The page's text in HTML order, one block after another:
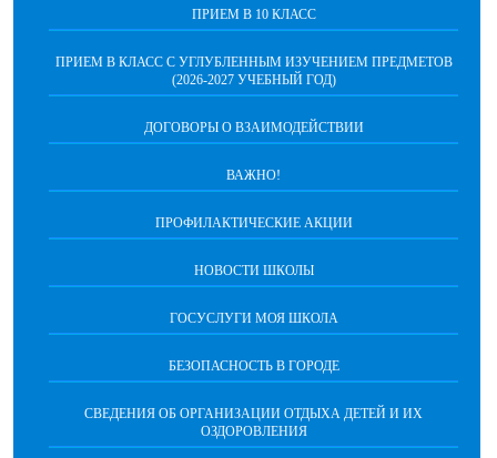
ПРИЕМ В 10 КЛАСС
ПРИЕМ В КЛАСС С УГЛУБЛЕННЫМ ИЗУЧЕНИЕМ ПРЕДМЕТОВ
(2026-2027 УЧЕБНЫЙ ГОД)
ДОГОВОРЫ О ВЗАИМОДЕЙСТВИИ
ВАЖНО!
ПРОФИЛАКТИЧЕСКИЕ АКЦИИ
НОВОСТИ ШКОЛЫ
ГОСУСЛУГИ МОЯ ШКОЛА
БЕЗОПАСНОСТЬ В ГОРОДЕ
СВЕДЕНИЯ ОБ ОРГАНИЗАЦИИ ОТДЫХА ДЕТЕЙ И ИХ
ОЗДОРОВЛЕНИЯ